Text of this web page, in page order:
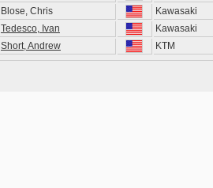
Blose, Chris Kawasaki
Tedesco, Ivan Kawasaki
Short, Andrew KTM